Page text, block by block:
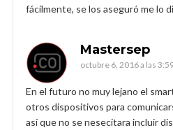
fácilmente, se los aseguró me lo
Mastersep
octubre 6, 2016 a las
En el futuro no muy lejano el
otros dispositivos para
así que no se nesecitara incluir